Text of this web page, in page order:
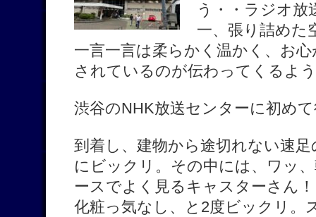
う・・ラジオ放
一、張り詰めた
一言一言は柔らかく温かく、お
されているのが伝わってくるよ
渋谷のNHK放送センターに初め
到着し、建物から途切れない速足
にビックリ。その中には、ワッ
ースでよく見るキャスターさん
化粧っ気なし、と2度ビックリ。